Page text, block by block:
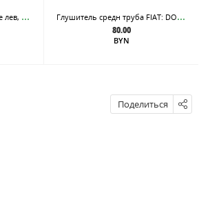
Зер
кало наружное в сборе лев, мех, тониров син AUDI: 80 (B3/B4) - 06/86-10/94 Глу
шитель средн труба FIAT: DOBLO, OPEL: COMBO 1.3D 10- SWB
80.00
BYN
Поделиться